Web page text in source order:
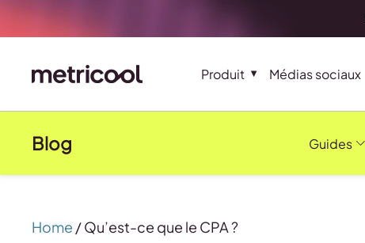
Produit Médias sociaux
Blog Guides
Home /Qu’est-ce que le CPA ?